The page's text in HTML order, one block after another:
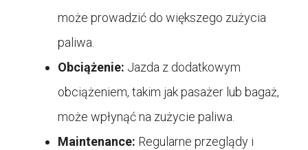
może prowadzić do większego zużycia
paliwa.
Obciążenie: Jazda z dodatkowym
obciążeniem, takim jak pasażer lub bagaż,
może wpłynąć na zużycie paliwa.
Maintenance: Regularne przeglądy i